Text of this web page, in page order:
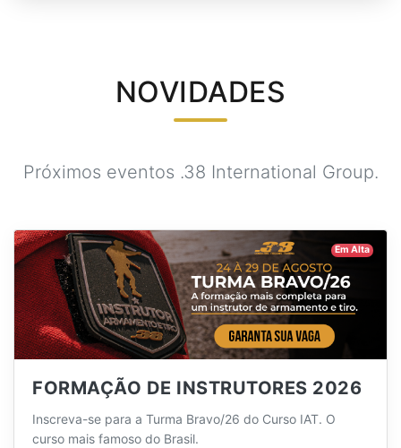
NOVIDADES
Próximos eventos .38 International Group.
Em Alta
FORMAÇÃO DE INSTRUTORES 2026
Inscreva-se para a Turma Bravo/26 do Curso IAT. O
curso mais famoso do Brasil.